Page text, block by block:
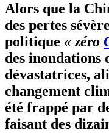
Alors que la
des pertes
politique « zéro
des inondations
dévastatrices,
changement
été frappé par
faisant des